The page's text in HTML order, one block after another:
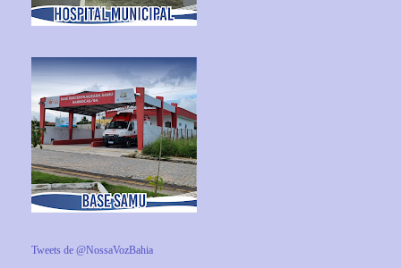
Tweets de @NossaVozBahia